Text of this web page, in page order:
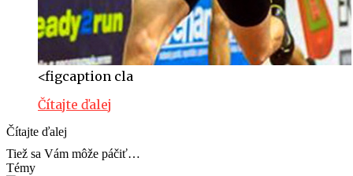
<figcaption cla
Čítajte ďalej
Čítajte ďalej
Tiež sa Vám môže páčiť…
Témy